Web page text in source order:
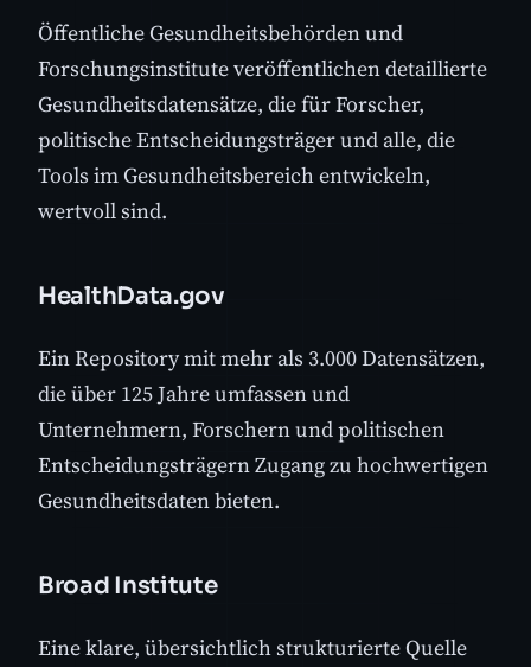
Öffentliche Gesundheitsbehörden und
Forschungsinstitute veröffentlichen detaillierte
Gesundheitsdatensätze, die für Forscher,
politische Entscheidungsträger und alle, die
Tools im Gesundheitsbereich entwickeln,
wertvoll sind.
HealthData.gov
Ein Repository mit mehr als 3.000 Datensätzen,
die über 125 Jahre umfassen und
Unternehmern, Forschern und politischen
Entscheidungsträgern Zugang zu hochwertigen
Gesundheitsdaten bieten.
Broad Institute
Eine klare, übersichtlich strukturierte Quelle